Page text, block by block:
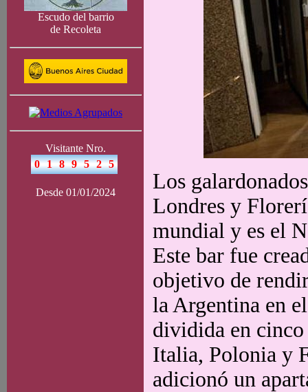
Escudo del barrio
de Recoleta
Visitante Nro.
Desde 01/01/2024
Los
Londres y
mundial y es el
Este bar fue
objetivo de
la Argentina en
dividida en
Italia, Polonia y
adicionó un